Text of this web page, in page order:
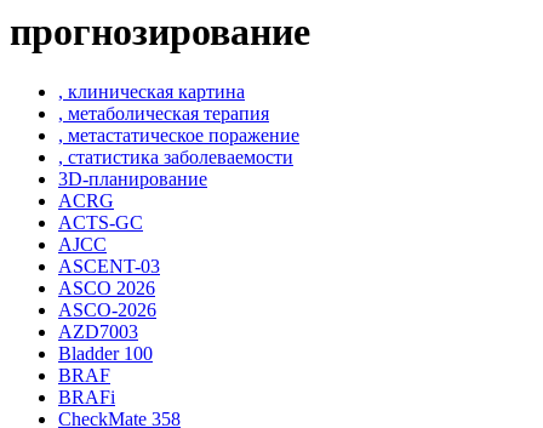
прогнозирование
, клиническая картина
, метаболическая терапия
, метастатическое поражение
, статистика заболеваемости
3D-планирование
ACRG
ACTS-GC
AJCC
ASCENT-03
ASCO 2026
ASCO-2026
AZD7003
Bladder 100
BRAF
BRAFi
CheckMate 358